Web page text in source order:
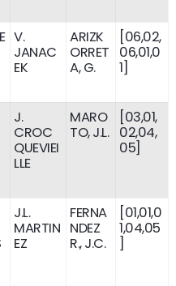
V.
JANAC
EK
ARIZK
ORRET
A, G.
[06,02,
06,01,0
1]
J.
CROC
QUEVIEI
LLE
MARO
TO, J.L.
[03,01,
02,04,
05]
J.L.
MARTIN
EZ
FERNA
NDEZ
R., J.C.
[01,01,0
1,04,05
]